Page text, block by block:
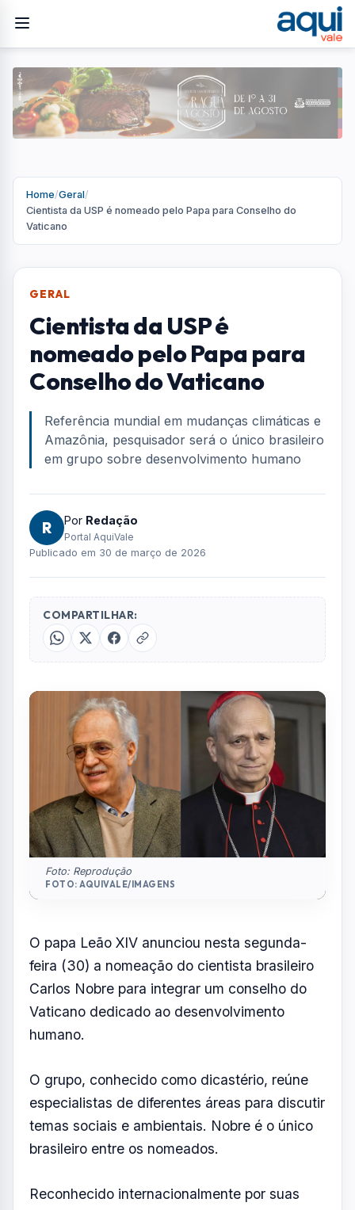
Cientista da USP é nomeado pelo Papa para Conselho do
GERAL
Cientista da USP é
nomeado pelo Papa para
Conselho do Vaticano
Amazônia, pesquisador será o único brasileiro
em grupo sobre desenvolvimento humano
PorRedação
Portal AquiVale
Publicado em 30 de março de 2026
COMPARTILHAR:
Foto: Reprodução
FOTO: AQUIVALE/IMAGENS
O papa Leão XIV anunciou nesta segunda-